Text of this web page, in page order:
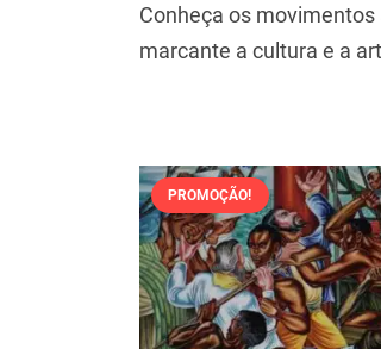
Conheça os
marcante a cultura e a
PROMOÇÃO!